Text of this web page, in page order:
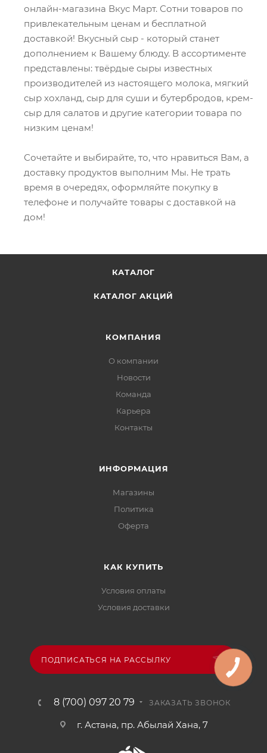
онлайн-магазина Вкус Март. Сотни товаров по
привлекательным ценам и бесплатной
доставкой! Вкусный сыр - который станет
дополнением к Вашему блюду. В ассортименте
представлены: твёрдые сыры известных
производителей из настоящего молока, мягкий
сыр хохланд, сыр для суши и бутербродов, крем-
сыр для салатов и другие категории товара по
низким ценам!
Сочетайте и выбирайте, то, что нравиться Вам, а
доставку продуктов выполним Мы. Не трать
время в очередях, оформляйте покупку в
телефоне и получайте товары с доставкой на
дом!
КАТАЛОГ
КАТАЛОГ АКЦИЙ
КОМПАНИЯ
О компании
Новости
Команда
Карьера
Контакты
ИНФОРМАЦИЯ
Магазины
Политика
Офертa
КАК КУПИТЬ
Условия оплаты
Условия доставки
ПОДПИСАТЬСЯ НА РАССЫЛКУ
8 (700) 097 20 79 ЗАКАЗАТЬ ЗВОНОК
г. Астана, пр. Абылай Хана, 7